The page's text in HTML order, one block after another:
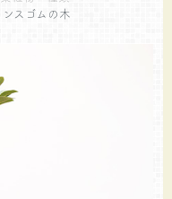
ンスゴムの木